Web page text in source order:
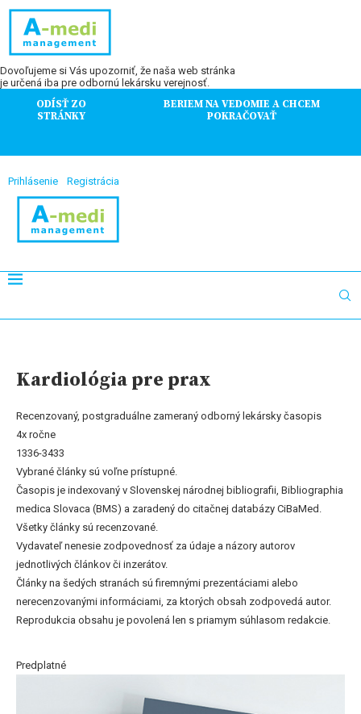
Dovoľujeme si Vás upozorniť, že naša web stránka
je určená iba pre odbornú lekársku verejnosť.
ODÍSŤ ZO
STRÁNKY
BERIEM NA VEDOMIE A CHCEM
POKRAČOVAŤ
Prihlásenie Registrácia
Kardiológia pre prax
Recenzovaný, postgraduálne zameraný odborný lekársky časopis
4x ročne
1336-3433
Vybrané články sú voľne prístupné.
Časopis je indexovaný v Slovenskej národnej bibliografii, Bibliographia
medica Slovaca (BMS) a zaradený do citačnej databázy CiBaMed.
Všetky články sú recenzované.
Vydavateľ nenesie zodpovednosť za údaje a názory autorov
jednotlivých článkov či inzerátov.
Články na šedých stranách sú firemnými prezentáciami alebo
nerecenzovanými informáciami, za ktorých obsah zodpovedá autor.
Reprodukcia obsahu je povolená len s priamym súhlasom redakcie.
Predplatné